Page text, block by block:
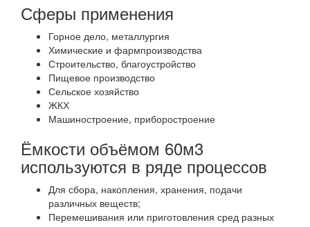
Сферы применения
Горное дело, металлургия
Химические и фармпроизводства
Строительство, благоустройство
Пищевое производство
Сельское хозяйство
ЖКХ
Машиностроение, приборостроение
Ёмкости объёмом 60м3
используются в ряде процессов
Для сбора, накопления, хранения, подачи
различных веществ;
Перемешивания или приготовления сред разных